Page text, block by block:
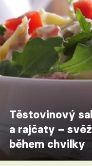
Těstovinový
a rajčaty –
během chvilky